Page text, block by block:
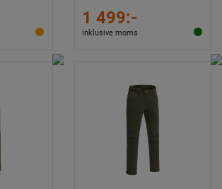
1 499:-
inklusive moms